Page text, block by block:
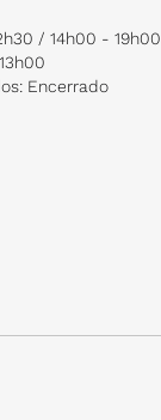
/ 14h00 - 19h00
Encerrado